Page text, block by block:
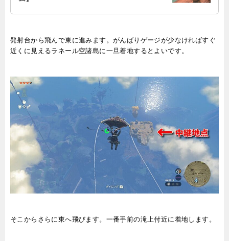
発射台から飛んで東に進みます。がんばりゲージが少なければすぐ
近くに見えるラネール空諸島に一旦着地するとよいです。
そこからさらに東へ飛びます。一番手前の滝上付近に着地します。